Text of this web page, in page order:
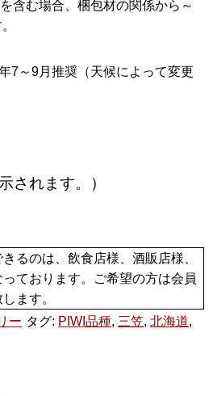
含む場合、梱包材の関係から～
7～9月推奨（天候によって変更
されます。）
るのは、飲食店様、酒販店様、
ております。ご希望の方は会員
ます。
ー タグ: PIWI品種, 三笠,北海道,